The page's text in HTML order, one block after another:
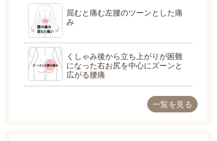
屈むと痛む左腰のツーンとした痛
み
くしゃみ後から立ち上がりが困難
になった右お尻を中心にズーンと
広がる腰痛
一覧を見る